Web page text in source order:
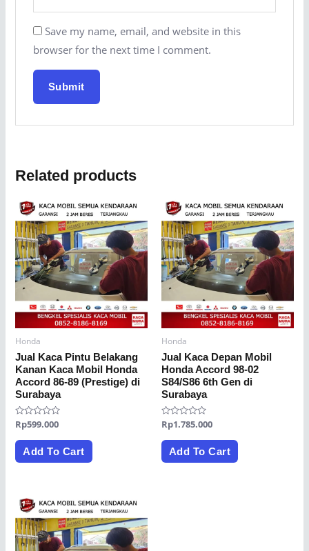
Save my name, email, and website in this
browser for the next time I comment.
Related products
Honda
Jual Kaca Pintu Belakang
Kanan Kaca Mobil Honda
Accord 86-89 (Prestige) di
Surabaya
Rated
out
Rp599.000
Add To Cart
Honda
Jual Kaca Depan Mobil
Honda Accord 98-02
S84/S86 6th Gen di
Surabaya
Rated
out
Rp1.785.000
Add To Cart